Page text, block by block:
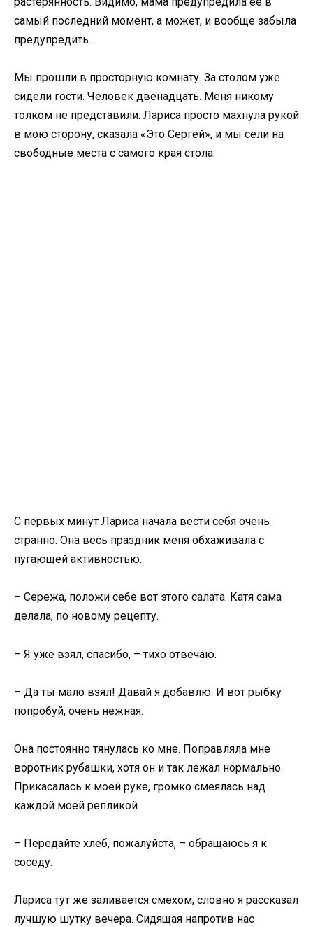
самый последний момент, а может, и вообще забыла
предупредить.
Мы прошли в просторную комнату. За столом уже
сидели гости. Человек двенадцать. Меня никому
толком не представили. Лариса просто махнула рукой
в мою сторону, сказала «Это Сергей», и мы сели на
свободные места с самого края стола.
С первых минут Лариса начала вести себя очень
странно. Она весь праздник меня обхаживала с
пугающей активностью.
– Сережа, положи себе вот этого салата. Катя сама
делала, по новому рецепту.
– Я уже взял, спасибо, – тихо отвечаю.
– Да ты мало взял! Давай я добавлю. И вот рыбку
попробуй, очень нежная.
Она постоянно тянулась ко мне. Поправляла мне
воротник рубашки, хотя он и так лежал нормально.
Прикасалась к моей руке, громко смеялась над
каждой моей репликой.
– Передайте хлеб, пожалуйста, – обращаюсь я к
соседу.
Лариса тут же заливается смехом, словно я рассказал
лучшую шутку вечера. Сидящая напротив нас